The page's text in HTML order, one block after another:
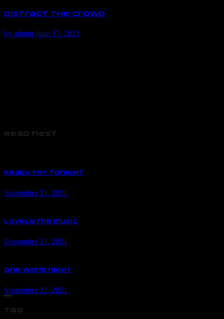
Distract the Crowd
by admin June 17, 2021
Read next
Ready for tonight
September 21, 2021
Lovely rnb music
September 21, 2021
One warm night
September 21, 2021
Tag